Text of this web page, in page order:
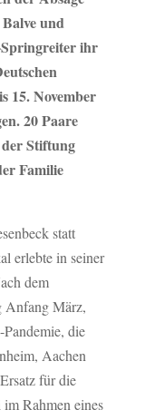
und
Springreiter ihr
15. November
20 Paare
Stiftung
Familie
statt
erlebte in seiner
dem
Anfang März,
die
Aachen
für die
Rahmen eines